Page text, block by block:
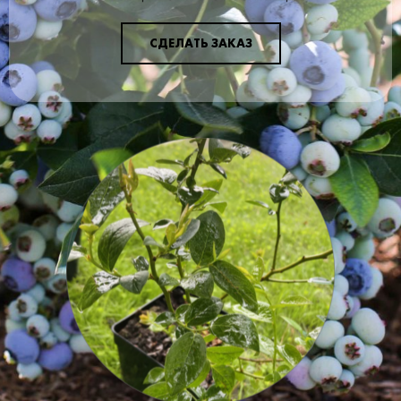
Белое летнее Ранний
Уральское наливное Ранний
Уральское розовое Ранний
Жигулевское поздний
Горный синап Средний
ЛОБО Средний
Подарок садоводам Средний
Сурхурай ранний
Уральское Наливное Средний
Алтынай Поздний
Горноалтайское Поздний
Северный Синап Поздний
Уэлси Поздний
Янтарь Поздний
колоновидная Арбат Средний
колоновидная Васюган Поздний
колоновидная Баргузин Средний
СДЕЛАТЬ ЗАКАЗ